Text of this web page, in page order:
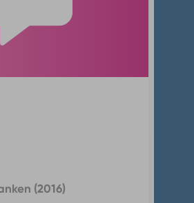
(2016)